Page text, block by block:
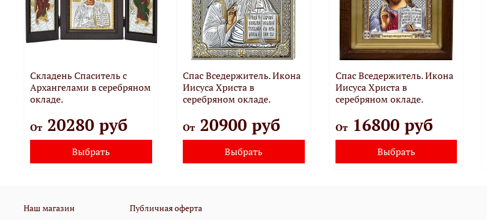
Складень Спаситель с
Архангелами в серебряном
окладе.
От 20280 руб
Выбрать
Спас Вседержитель. Икона
Иисуса Христа в
серебряном окладе.
От20900 руб
Выбрать
Спас Вседержитель. Икона
Иисуса Христа в
серебряном окладе.
От16800 руб
Выбрать
Наш магазин Публичная оферта